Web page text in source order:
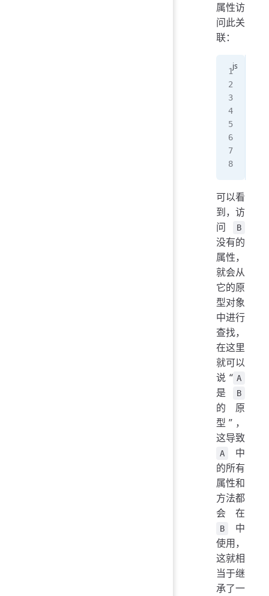
属性访
问此关
联：
可以看
到，访
问
B
没有的
属性，
就会从
它的原
型对象
中进行
查找，
在这里
就可以
说“ A
是 B
的原
型”，
这导致
A
中
的所有
属性和
方法都
会在
B
中
使用，
这就相
当于继
承了一